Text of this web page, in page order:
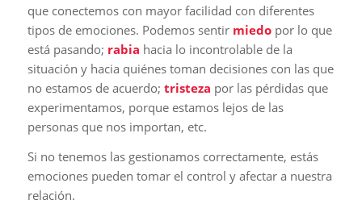
que conectemos con mayor facilidad con diferentes
tipos de emociones. Podemos sentir miedopor lo que
está pasando; rabia hacia lo incontrolable de la
situación y hacia quiénes toman decisiones con las que
no estamos de acuerdo; tristeza por las pérdidas que
experimentamos, porque estamos lejos de las
personas que nos importan, etc.
Si no tenemos las gestionamos correctamente, estás
emociones pueden tomar el control y afectar a nuestra
relación.